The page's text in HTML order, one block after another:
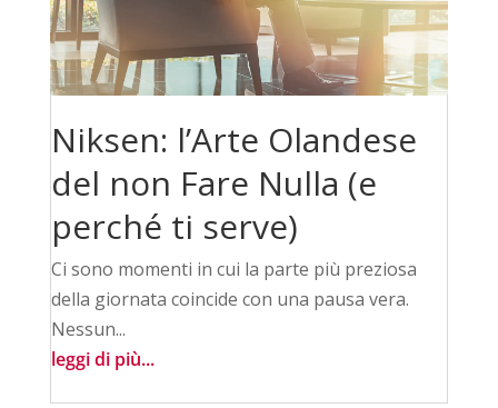
Niksen: l’Arte Olandese
del non Fare Nulla (e
perché ti serve)
Ci sono momenti in cui la parte più preziosa
della giornata coincide con una pausa vera.
Nessun...
leggi di più...